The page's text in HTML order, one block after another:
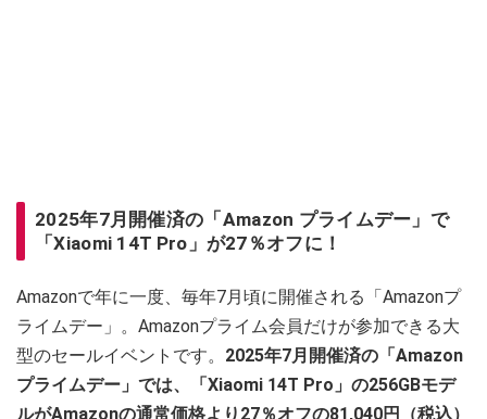
2025年7月開催済の「Amazon プライムデー」で
「Xiaomi 14T Pro」が27％オフに！
Amazonで年に一度、毎年7月頃に開催される「Amazonプ
ライムデー」。Amazonプライム会員だけが参加できる大
型のセールイベントです。 2025年7月開催済の「Amazon
プライムデー」では、「Xiaomi 14T Pro」の256GBモデ
ルがAmazonの通常価格より27％オフの81,040円（税込）